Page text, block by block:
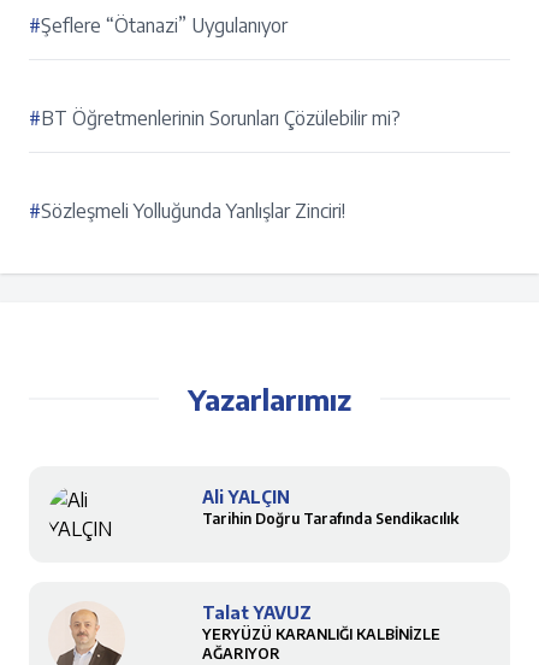
#Şeflere “Ötanazi” Uygulanıyor
#BT Öğretmenlerinin Sorunları Çözülebilir mi?
#Sözleşmeli Yolluğunda Yanlışlar Zinciri!
Yazarlarımız
Ali YALÇIN
Tarihin Doğru Tarafında Sendikacılık
Talat YAVUZ
YERYÜZÜ KARANLIĞI KALBİNİZLE
AĞARIYOR